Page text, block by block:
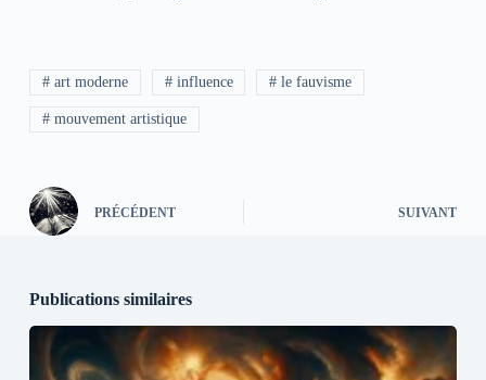
# art moderne # influence # le fauvisme
# mouvement artistique
PRÉCÉDENT SUIVANT
Publications similaires